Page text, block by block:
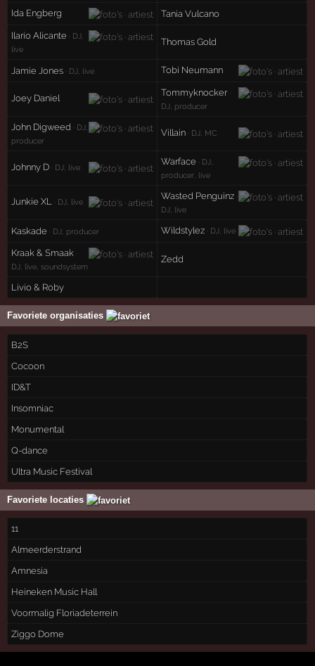
Ida Engberg Tania Vulcano
Ilario Alicante
· DJ,
live
Thomas Gold
Jamie Jones · DJ, live Tobi Neumann
Joey Daniel
Tommyknocker·
DJ, producer
John Digweed
· DJ,
producer
Villain · DJ, MC
Johnny D · DJ, live
Warface
· DJ,
producer, live
Junkie XL · DJ, live
Wasted Penguinz
DJ, live
Kaskade · DJ, producer Wildstylez · DJ, live
Kraak & Smaak
DJ, live, soundsystem
Zedd
Livio & Roby
Favoriete organisaties
B2S
Cocoon
ID&T
Insomniac
Monumental
Q-dance
Ultra Music Festival
Favoriete locaties
11
Almeerderstrand
Amnesia
Heineken Music Hall
Voormalig Floriadeterrein
Ziggo Dome